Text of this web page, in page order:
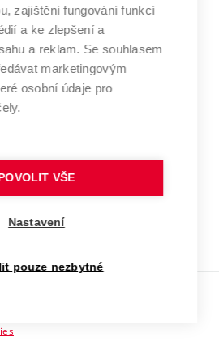
fondů
technické
Brně
V BRNĚ
zajištění fungování funkcí
a ke zlepšení a
a reklam. Se souhlasem
marketingovým
osobní údaje pro
POVOLIT VŠE
Nastavení
pouze nezbytné